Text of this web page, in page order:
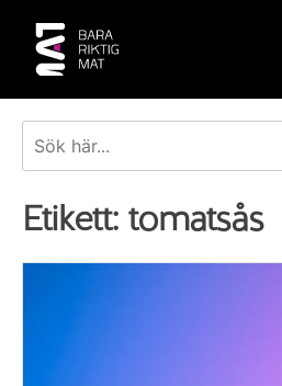
content
Etikett: tomatsås